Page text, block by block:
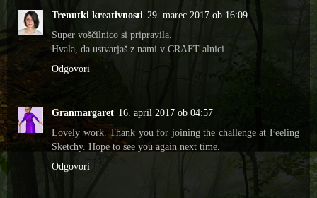
Trenutki kreativnosti 29. marec 2017 ob 16:09
Super voščilnico si pripravila.
Hvala, da ustvarjaš z nami v CRAFT-alnici.
Odgovori
Granmargaret 16. april 2017 ob 04:57
Lovely work. Thank you for joining the challenge at Feeling
Sketchy. Hope to see you again next time.
Odgovori